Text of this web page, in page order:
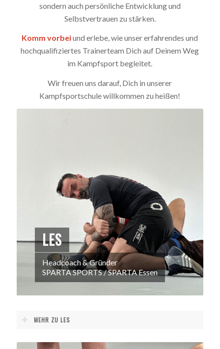
sondern auch persönliche Entwicklung und
Selbstvertrauen zu stärken.
Komm vorbeiund erlebe, wie unser erfahrendes und
hochqualifiziertes Trainerteam Dich auf Deinem Weg
im Kampfsport begleitet.
Wir freuen uns darauf, Dich in unserer
Kampfsportschule willkommen zu heißen!
LES
Headcoach & Gründer
SPARTA SPORTS / SPARTA Essen
MEHR ZU LES